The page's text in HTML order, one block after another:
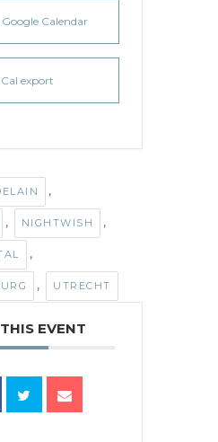
Calendar
export
,
, NIGHTWISH ,
,
, UTRECHT
EVENT